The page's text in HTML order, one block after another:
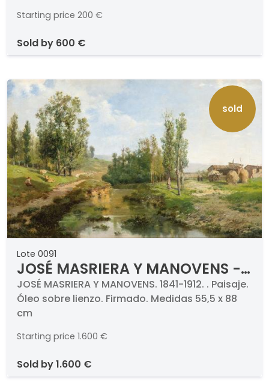
Starting price 200 €
sold by 600 €
sold
Lote 0091
JOSÉ MASRIERA Y MANOVENS -
Paisaje
JOSÉ MASRIERA Y MANOVENS. 1841-1912. . Paisaje.
Óleo sobre lienzo. Firmado. Medidas 55,5 x 88
cm
Starting price 1.600 €
sold by1.600 €